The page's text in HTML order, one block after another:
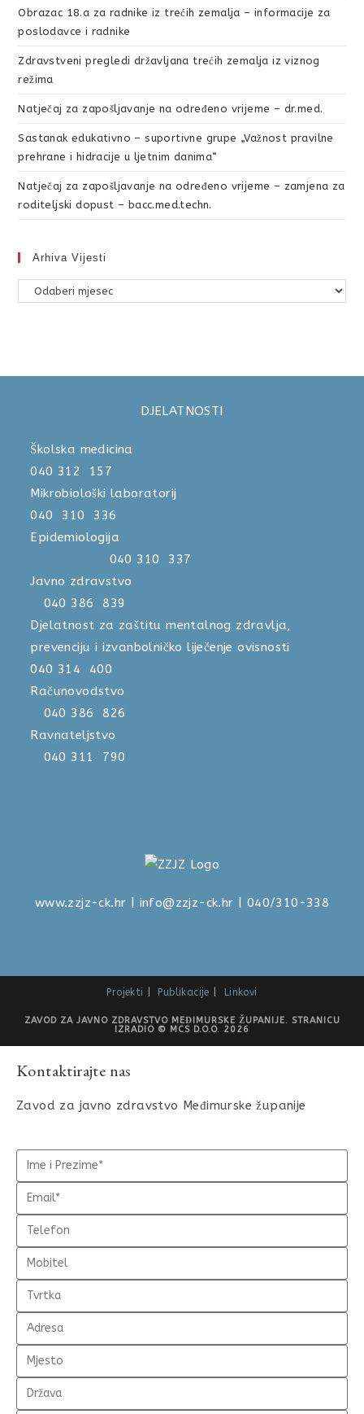
Obrazac 18.a za radnike iz trećih zemalja – informacije za
poslodavce i radnike
Zdravstveni pregledi državljana trećih zemalja iz viznog
režima
Natječaj za zapošljavanje na određeno vrijeme – dr.med.
Sastanak edukativno – suportivne grupe „Važnost pravilne
prehrane i hidracije u ljetnim danima“
Natječaj za zapošljavanje na određeno vrijeme – zamjena za
roditeljski dopust – bacc.med.techn.
Arhiva Vijesti
DJELATNOSTI
Školska medicina
040 312 157
Mikrobiološki laboratorij
040 310 336
Epidemiologija
040 310 337
Javno zdravstvo
040 386 839
Djelatnost za zaštitu mentalnog zdravlja,
prevenciju i izvanbolničko liječenje ovisnosti
040 314 400
Računovodstvo
040 386 826
Ravnateljstvo
040 311 790
www.zzjz-ck.hr info@zzjz-ck.hr | 040/310-338
Projekti Publikacije Linkovi
ZAVOD ZA JAVNO ZDRAVSTVO MEĐIMURSKE ŽUPANIJE. STRANICU
IZRADIO © MCS D.O.O. 2026
Kontaktirajte nas
Zavod za javno zdravstvo Međimurske županije